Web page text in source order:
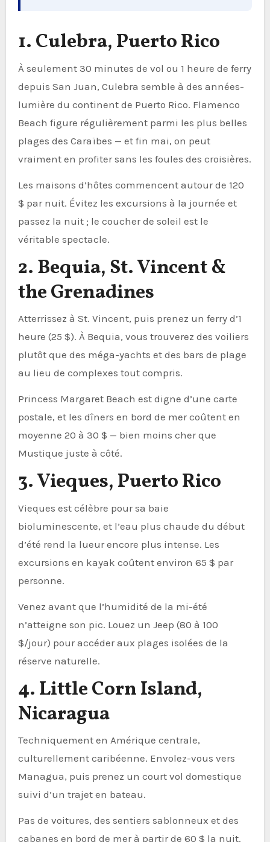
1. Culebra, Puerto Rico
À seulement 30 minutes de vol ou 1 heure de ferry
depuis San Juan, Culebra semble à des années-
lumière du continent de Puerto Rico. Flamenco
Beach figure régulièrement parmi les plus belles
plages des Caraïbes — et fin mai, on peut
vraiment en profiter sans les foules des croisières.
Les maisons d’hôtes commencent autour de 120
$ par nuit. Évitez les excursions à la journée et
passez la nuit ; le coucher de soleil est le
véritable spectacle.
2. Bequia, St. Vincent &
the Grenadines
Atterrissez à St. Vincent, puis prenez un ferry d’1
heure (25 $). À Bequia, vous trouverez des voiliers
plutôt que des méga-yachts et des bars de plage
au lieu de complexes tout compris.
Princess Margaret Beach est digne d’une carte
postale, et les dîners en bord de mer coûtent en
moyenne 20 à 30 $ — bien moins cher que
Mustique juste à côté.
3. Vieques, Puerto Rico
Vieques est célèbre pour sa baie
bioluminescente, et l’eau plus chaude du début
d’été rend la lueur encore plus intense. Les
excursions en kayak coûtent environ 65 $ par
personne.
Venez avant que l’humidité de la mi-été
n’atteigne son pic. Louez un Jeep (80 à 100
$/jour) pour accéder aux plages isolées de la
réserve naturelle.
4. Little Corn Island,
Nicaragua
Techniquement en Amérique centrale,
culturellement caribéenne. Envolez-vous vers
Managua, puis prenez un court vol domestique
suivi d’un trajet en bateau.
Pas de voitures, des sentiers sablonneux et des
cabanes en bord de mer à partir de 60 $ la nuit.